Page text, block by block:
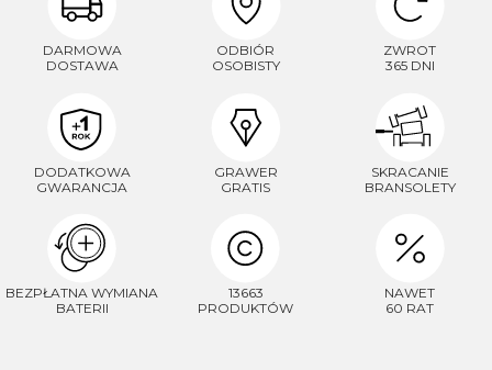
DARMOWA
DOSTAWA
ODBIÓR
OSOBISTY
ZWROT
365 DNI
DODATKOWA
GWARANCJA
GRAWER
GRATIS
SKRACANIE
BRANSOLETY
BEZPŁATNA WYMIANA
BATERII
13663
PRODUKTÓW
NAWET
60 RAT